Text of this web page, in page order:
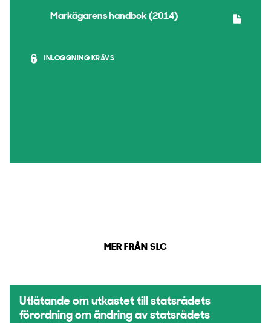
Markägarens handbok (2014)
INLOGGNING KRÄVS
MER FRÅN SLC
Utlåtande om utkastet till statsrådets
förordning om ändring av statsrådets